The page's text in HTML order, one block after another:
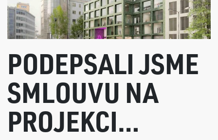
PODEPSALI JSME
SMLOUVU NA
PROJEKCI